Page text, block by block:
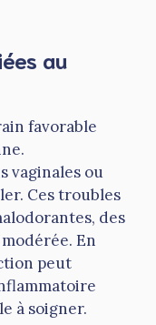
au
favorable
vaginales ou
Ces troubles
des
En
peut
à soigner.